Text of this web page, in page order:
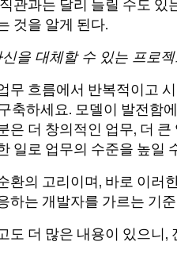
관과는 달리 들릴 수도 있
것을 알게 된다.
신을 대체할 수 있는 프로
무 흐름에서 반복적이고
축하세요. 모델이 발전함
은 더 창의적인 업무, 더
일로 업무의 수준을 높일
환의 고리이며, 바로 이러
하는 개발자를 가르는 기
도 더 많은 내용이 있으니,